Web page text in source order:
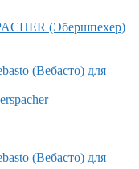
(Эбершпехер)
(Вебасто) для
(Вебасто) для